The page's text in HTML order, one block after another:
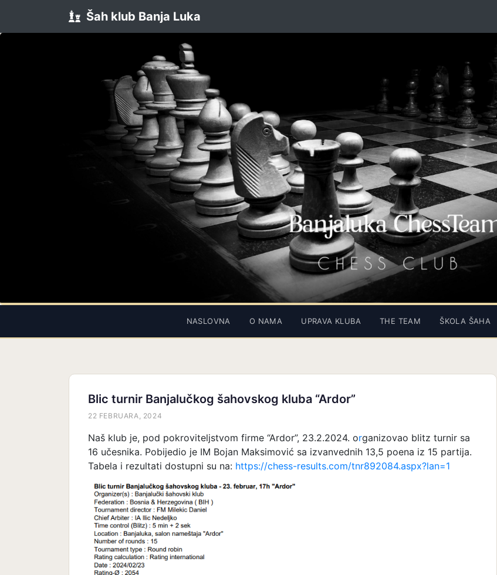
Šah klub Banja Luka
NASLOVNA O NAMA UPRAVA KLUBA THE TEAM ŠKOLA ŠAHA
Blic turnir Banjalučkog šahovskog kluba “Ardor”
22 FEBRUARA, 2024
Naš klub je, pod pokroviteljstvom firme “Ardor”, 23.2.2024. organizovao blitz turnir sa
16 učesnika. Pobijedio je IM Bojan Maksimović sa izvanvednih 13,5 poena iz 15 partija.
Tabela i rezultati dostupni su na: https://chess-results.com/tnr892084.aspx?lan=1